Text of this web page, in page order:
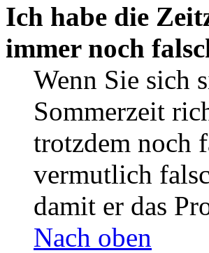
Ich habe die
immer noch
Wenn Sie sich
Sommerzeit
trotzdem noch
vermutlich
damit er das
Nach oben